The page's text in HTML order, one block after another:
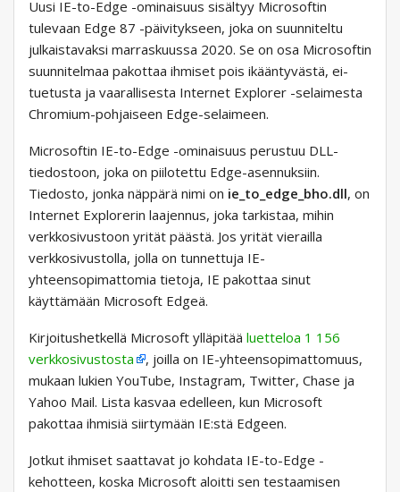
Uusi IE-to-Edge -ominaisuus sisältyy Microsoftin
tulevaan Edge 87 -päivitykseen, joka on suunniteltu
julkaistavaksi marraskuussa 2020. Se on osa Microsoftin
suunnitelmaa pakottaa ihmiset pois ikääntyvästä, ei-
tuetusta ja vaarallisesta Internet Explorer -selaimesta
Chromium-pohjaiseen Edge-selaimeen.
Microsoftin IE-to-Edge -ominaisuus perustuu DLL-
tiedostoon, joka on piilotettu Edge-asennuksiin.
Tiedosto, jonka näppärä nimi on ie_to_edge_bho.dll, on
Internet Explorerin laajennus, joka tarkistaa, mihin
verkkosivustoon yrität päästä. Jos yrität vierailla
verkkosivustolla, jolla on tunnettuja IE-
yhteensopimattomia tietoja, IE pakottaa sinut
käyttämään Microsoft Edgeä.
Kirjoitushetkellä Microsoft ylläpitää luetteloa 1 156
verkkosivustosta
, joilla on IE-yhteensopimattomuus,
mukaan lukien YouTube, Instagram, Twitter, Chase ja
Yahoo Mail. Lista kasvaa edelleen, kun Microsoft
pakottaa ihmisiä siirtymään IE:stä Edgeen.
Jotkut ihmiset saattavat jo kohdata IE-to-Edge -
kehotteen, koska Microsoft aloitti sen testaamisen